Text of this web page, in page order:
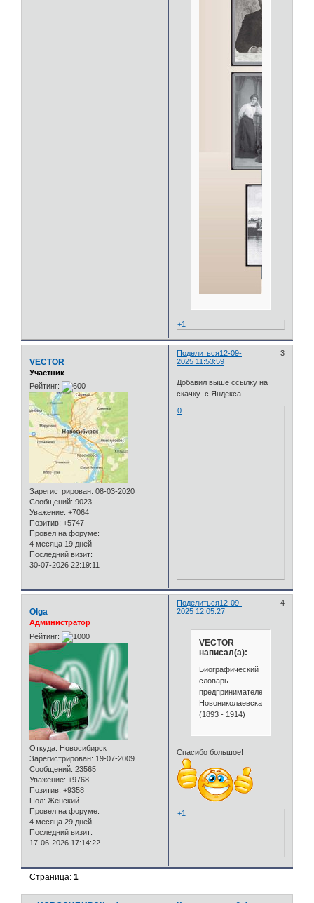
+1
Поделиться 3
12-09-
2025 11:53:59
VECTOR
Участник
Рейтинг:
Зарегистрирован: 08-03-2020
Сообщений: 9023
Уважение: +7064
Позитив: +5747
Провел на форуме:
4 месяца 19 дней
Последний визит:
30-07-2026 22:19:11
Добавил выше ссылку на
скачку с Яндекса.
0
Поделиться 4
12-09-
2025 12:05:27
Olga
Администратор
Рейтинг:
Откуда: Новосибирск
Зарегистрирован: 19-07-2009
Сообщений: 23565
Уважение: +9768
Позитив: +9358
Пол: Женский
Провел на форуме:
4 месяца 29 дней
Последний визит:
17-06-2026 17:14:22
VECTOR
написал(а):
Биографический
словарь
предпринимателей
Новониколаевска
(1893 - 1914)
Спасибо большое!
+1
Страница:1